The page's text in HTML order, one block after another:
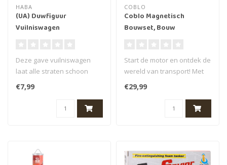
HABA
(UA) Duwfiguur
Vuilniswagen
Deze gave vuilniswagen
laat alle straten schoon
achter! De vuilniswagen is
gemaa..
€7,99
COBLO
Coblo Magnetisch
Bouwset, Bouw
stuks
Start de motor en ontdek de
wereld van transport! Met
de Coblo Transport
Toppers..
€29,99